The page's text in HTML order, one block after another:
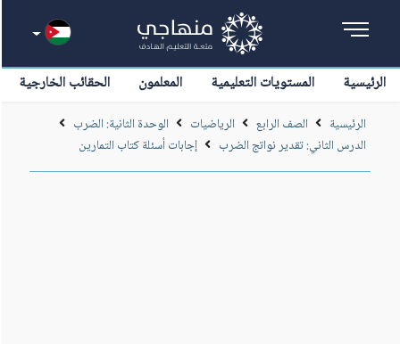
الرئيسية المستويات التعليمية المعلمون الحقائب الخارجية
الرئيسية الصف الرابع الرياضيات
الوحدة الثانية: الضرب
الدرس الثاني: تقدير نواتج الضرب
إجابات أسئلة كتاب التمارين